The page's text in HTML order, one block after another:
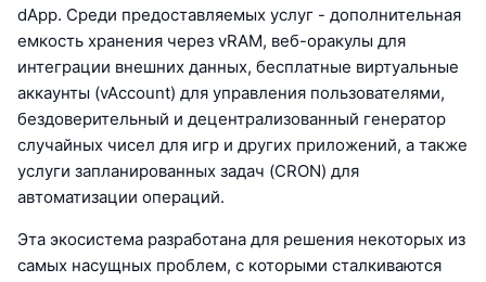
dApp. Среди предоставляемых услуг - дополнительная
емкость хранения через vRAM, веб-оракулы для
интеграции внешних данных, бесплатные виртуальные
аккаунты (vAccount) для управления пользователями,
бездоверительный и децентрализованный генератор
случайных чисел для игр и других приложений, а также
услуги запланированных задач (CRON) для
автоматизации операций.
Эта экосистема разработана для решения некоторых из
самых насущных проблем, с которыми сталкиваются